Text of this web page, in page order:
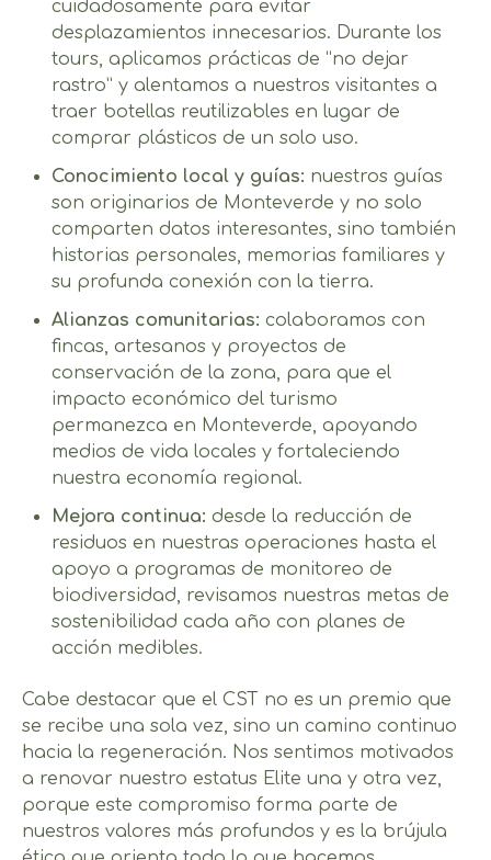
cuidadosamente para evitar
desplazamientos innecesarios. Durante los
tours, aplicamos prácticas de “no dejar
rastro” y alentamos a nuestros visitantes a
traer botellas reutilizables en lugar de
comprar plásticos de un solo uso.
Conocimiento local y guías: nuestros guías
son originarios de Monteverde y no solo
comparten datos interesantes, sino también
historias personales, memorias familiares y
su profunda conexión con la tierra.
Alianzas comunitarias: colaboramos con
fincas, artesanos y proyectos de
conservación de la zona, para que el
impacto económico del turismo
permanezca en Monteverde, apoyando
medios de vida locales y fortaleciendo
nuestra economía regional.
Mejora continua: desde la reducción de
residuos en nuestras operaciones hasta el
apoyo a programas de monitoreo de
biodiversidad, revisamos nuestras metas de
sostenibilidad cada año con planes de
acción medibles.
Cabe destacar que el CST no es un premio que
se recibe una sola vez, sino un camino continuo
hacia la regeneración. Nos sentimos motivados
a renovar nuestro estatus Elite una y otra vez,
porque este compromiso forma parte de
nuestros valores más profundos y es la brújula